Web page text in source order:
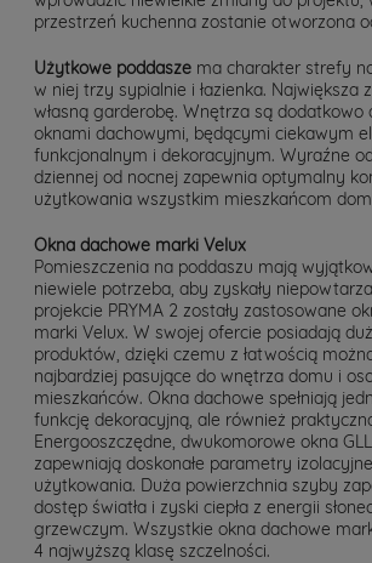
przestrzeń kuchenna zostanie otworzona
Użytkowe poddasze ma charakter strefy
w niej trzy sypialnie i łazienka. Największa
własną garderobę. Wnętrza są dodatkowo
oknami dachowymi, będącymi ciekawym
funkcjonalnym i dekoracyjnym. Wyraźne
dziennej od nocnej zapewnia optymalny
użytkowania wszystkim mieszkańcom
Okna dachowe marki Velux
Pomieszczenia na poddaszu mają
niewiele potrzeba, aby zyskały
projekcie PRYMA 2 zostały zastosowane
marki Velux. W swojej ofercie posiadają
produktów, dzięki czemu z łatwością
najbardziej pasujące do wnętrza domu i
mieszkańców. Okna dachowe spełniają
funkcję dekoracyjną, ale również
Energooszczędne, dwukomorowe okna
zapewniają doskonałe parametry
użytkowania. Duża powierzchnia szyby
dostęp światła i zyski ciepła z energii
grzewczym. Wszystkie okna dachowe
4 najwyższą klasę szczelności.